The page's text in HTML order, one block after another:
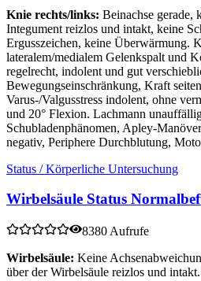
Knie rechts/links: Beinachse gerade,
Integument reizlos und intakt, keine
Ergusszeichen, keine Überwärmung.
lateralem/medialem Gelenkspalt und
regelrecht, indolent und gut
Bewegungseinschränkung, Kraft
Varus-/Valgusstress indolent, ohne
und 20° Flexion. Lachmann
Schubladenphänomen, Apley-
negativ, Periphere Durchblutung,
Status / Körperliche Untersuchung
Wirbelsäule Status
8380 Aufrufe
Wirbelsäule: Keine
über der Wirbelsäule reizlos und